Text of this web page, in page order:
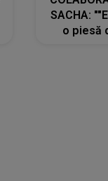
SACHA:
o piesă